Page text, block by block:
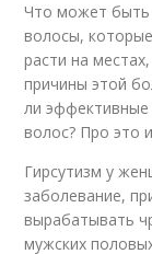
Что может
волосы,
расти на
причины этой
ли
волос? Про это
Гирсутизм у
заболевание,
вырабатывать
мужских